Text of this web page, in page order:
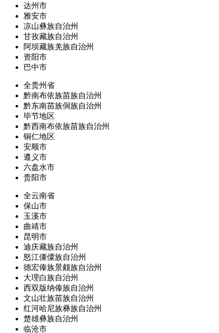
达州市
雅安市
凉山彝族自治州
甘孜藏族自治州
阿坝藏族羌族自治州
资阳市
巴中市
全贵州省
黔南布依族苗族自治州
黔东南苗族侗族自治州
毕节地区
黔西南布依族苗族自治州
铜仁地区
安顺市
遵义市
六盘水市
贵阳市
全云南省
保山市
玉溪市
曲靖市
昆明市
迪庆藏族自治州
怒江傈僳族自治州
德宏傣族景颇族自治州
大理白族自治州
西双版纳傣族自治州
文山壮族苗族自治州
红河哈尼族彝族自治州
楚雄彝族自治州
临沧市